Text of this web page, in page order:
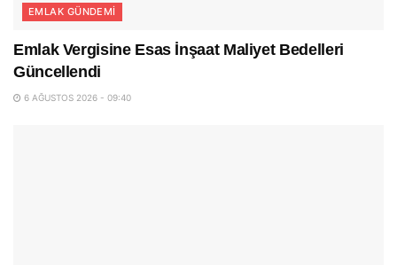
EMLAK GÜNDEMI
Emlak Vergisine Esas İnşaat Maliyet Bedelleri
Güncellendi
6 AĞUSTOS 2026 - 09:40